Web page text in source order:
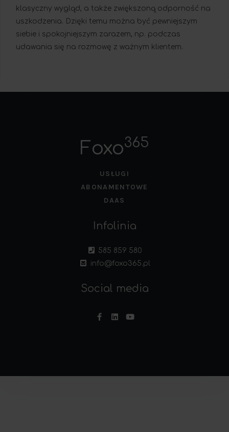
klasyczny wygląd, a także zwiększoną odporność na
uszkodzenia. Dzięki temu można być pewniejszym
siebie i spokojniejszym zarazem, np. podczas
udawania się na rozmowę z ważnym klientem.
Foxo365
USŁUGI
ABONAMENTOWE
DAAS
Infolinia
585 859 580
info@foxo365.pl
Social media